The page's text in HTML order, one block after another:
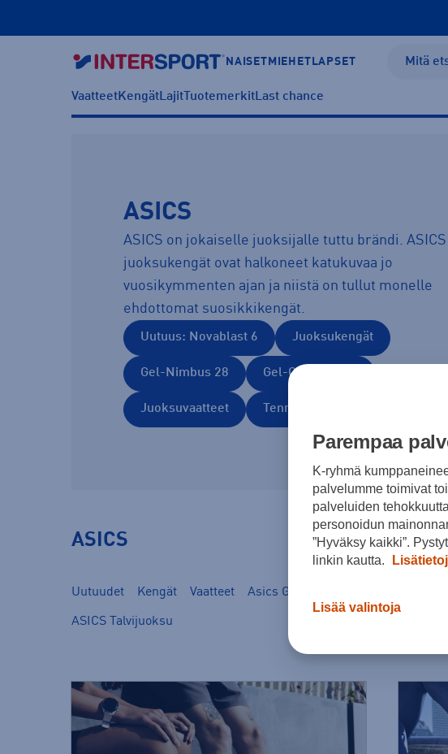
NAISET MIEHET LAPSET
VaatteetKengätLajitTuotemerkitLast chance
ASICS
ASICS on jokaiselle juoksijalle tuttu brändi.
juoksukengät ovat halkoneet katukuvaa jo
vuosikymmenten ajan ja niistä on tullut monelle
ehdottomat suosikkikengät.
Uutuus: Novablast 6 Juoksukengät
Gel-Nimbus 28 Gel-Cumulus 28
Juoksuvaatteet Tennarit
ASICS
Uutuudet Kengät Vaatteet Asics Gel Nimbus
ASICS Talvijuoksu
Parempaa
K-ryhmä
palvelumme toimivat
palveluiden
personoidun
”Hyväksy kaikki”.
linkin kautta.
Lisää valintoja